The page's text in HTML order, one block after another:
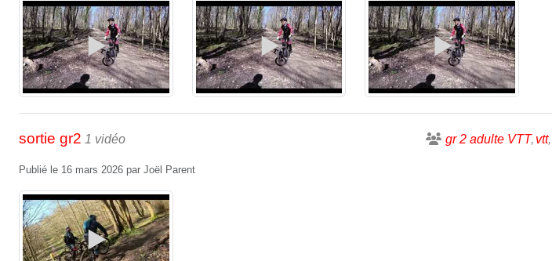
sortie gr2 1 vidéo gr 2 adulte VTT vtt
Publié le 16 mars 2026 par Joël Parent